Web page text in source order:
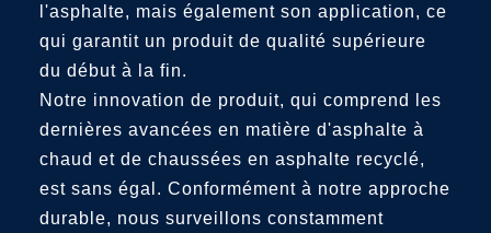
l'asphalte, mais également son application, ce
qui garantit un produit de qualité supérieure
du début à la fin.
Notre innovation de produit, qui comprend les
dernières avancées en matière d'asphalte à
chaud et de chaussées en asphalte recyclé,
est sans égal. Conformément à notre approche
durable, nous surveillons constamment